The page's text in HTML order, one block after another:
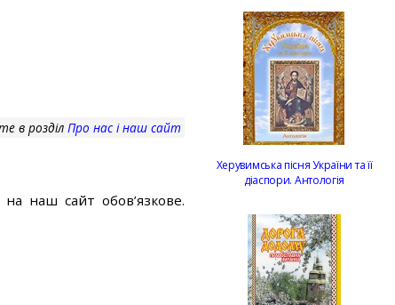
в розділ Про нас і наш сайт
наш сайт обов’язкове.
Херувимська пісня України та її
діаспори. Антологія